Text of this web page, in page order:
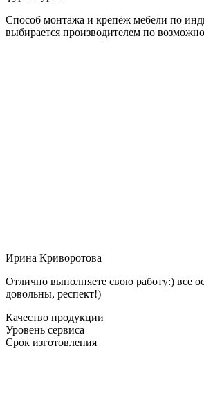
Способ монтажа и крепёж мебели по
выбирается производителем по
Ирина Криворотова
Отлично выполняете свою работу:) все
довольны, респект!)
Качество продукции
Уровень сервиса
Срок изготовления